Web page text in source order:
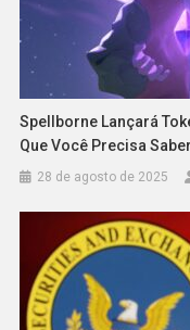
Spellborne Lançará
Que Você Precisa Saber
28 de agosto de 2025